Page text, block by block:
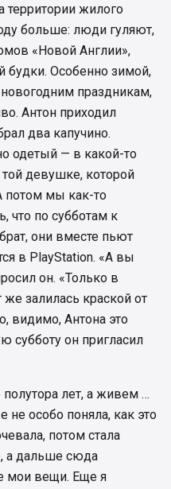
территории жилого
больше: люди гуляют,
«Новой Англии»,
будки. Особенно зимой,
праздникам,
Антон приходил
два капучино.
одетый — в какой-то
девушке, которой
потом мы как-то
что по субботам к
они вместе пьют
в PlayStation. «А вы
он. «Только в
залилась краской от
видимо, Антона это
субботу он пригласил
лет, а живем …
не особо поняла, как это
потом стала
а дальше сюда
мои вещи. Еще я